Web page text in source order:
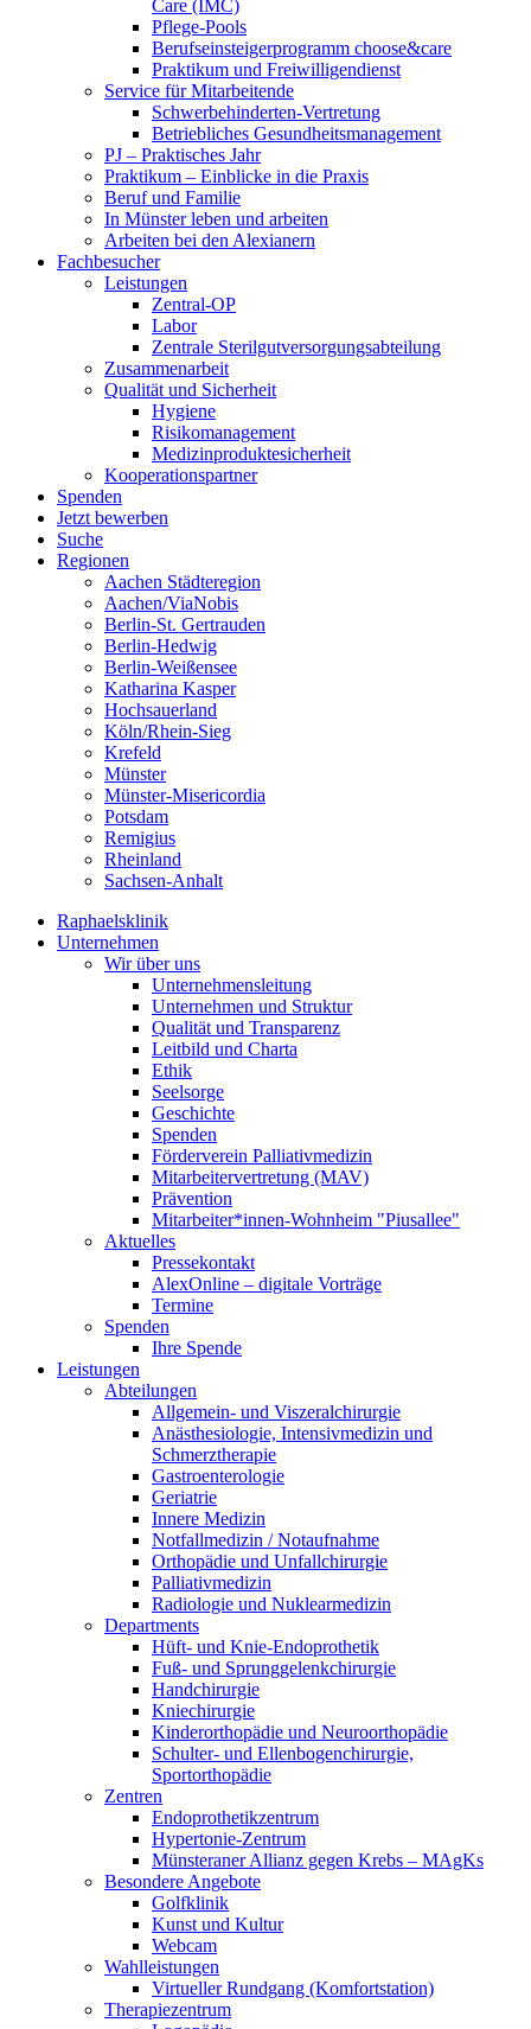
Care (IMC)
Pflege-Pools
Berufseinsteigerprogramm choose&care
Praktikum und Freiwilligendienst
Service für Mitarbeitende
Schwerbehinderten-Vertretung
Betriebliches Gesundheitsmanagement
PJ – Praktisches Jahr
Praktikum – Einblicke in die Praxis
Beruf und Familie
In Münster leben und arbeiten
Arbeiten bei den Alexianern
Fachbesucher
Leistungen
Zentral-OP
Labor
Zentrale Sterilgutversorgungsabteilung
Zusammenarbeit
Qualität und Sicherheit
Hygiene
Risikomanagement
Medizinproduktesicherheit
Kooperationspartner
Spenden
Jetzt bewerben
Suche
Regionen
Aachen Städteregion
Aachen/ViaNobis
Berlin-St. Gertrauden
Berlin-Hedwig
Berlin-Weißensee
Katharina Kasper
Hochsauerland
Köln/Rhein-Sieg
Krefeld
Münster
Münster-Misericordia
Potsdam
Remigius
Rheinland
Sachsen-Anhalt
Raphaelsklinik
Unternehmen
Wir über uns
Unternehmensleitung
Unternehmen und Struktur
Qualität und Transparenz
Leitbild und Charta
Ethik
Seelsorge
Geschichte
Spenden
Förderverein Palliativmedizin
Mitarbeitervertretung (MAV)
Prävention
Mitarbeiter*innen-Wohnheim "Piusallee"
Aktuelles
Pressekontakt
AlexOnline – digitale Vorträge
Termine
Spenden
Ihre Spende
Leistungen
Abteilungen
Allgemein- und Viszeralchirurgie
Anästhesiologie, Intensivmedizin und
Schmerztherapie
Gastroenterologie
Geriatrie
Innere Medizin
Notfallmedizin / Notaufnahme
Orthopädie und Unfallchirurgie
Palliativmedizin
Radiologie und Nuklearmedizin
Departments
Hüft- und Knie-Endoprothetik
Fuß- und Sprunggelenkchirurgie
Handchirurgie
Kniechirurgie
Kinderorthopädie und Neuroorthopädie
Schulter- und Ellenbogenchirurgie,
Sportorthopädie
Zentren
Endoprothetikzentrum
Hypertonie-Zentrum
Münsteraner Allianz gegen Krebs – MAgKs
Besondere Angebote
Golfklinik
Kunst und Kultur
Webcam
Wahlleistungen
Virtueller Rundgang (Komfortstation)
Therapiezentrum